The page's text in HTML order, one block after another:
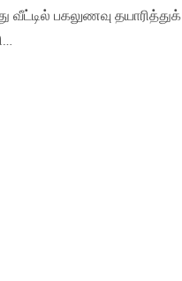
வீட்டில் பகலுணவு தயாரித்துக்